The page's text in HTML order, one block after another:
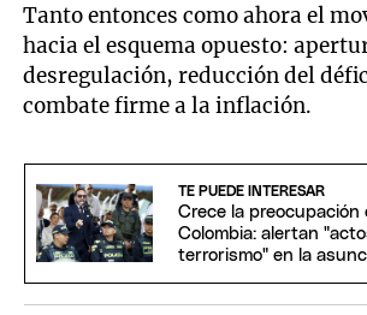
Tanto entonces como ahora el
hacia el esquema opuesto:
desregulación, reducción del
combate firme a la inflación.
TE PUEDE INTERESAR
Crece la preocupación
Colombia: alertan
terrorismo" en la